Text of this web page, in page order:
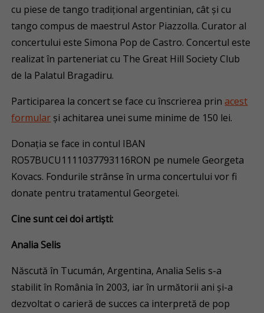
cu piese de tango tradițional argentinian, cât și cu
tango compus de maestrul Astor Piazzolla. Curator al
concertului este Simona Pop de Castro. Concertul este
realizat în parteneriat cu The Great Hill Society Club
de la Palatul Bragadiru.
Participarea la concert se face cu înscrierea prinacest
formular și achitarea unei sume minime de 150 lei.
Donația se face in contul IBAN
RO57BUCU1111037793116RON pe numele Georgeta
Kovacs. Fondurile strânse în urma concertului vor fi
donate pentru tratamentul Georgetei.
Cine sunt cei doi artiști:
Analia Selis
Născută în Tucumán, Argentina, Analia Selis s-a
stabilit în România în 2003, iar în următorii ani și-a
dezvoltat o carieră de succes ca interpretă de pop